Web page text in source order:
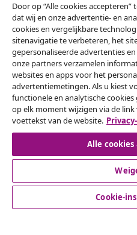
Klantenservice
Zakelijk
vidaXL
Ontdek meer
Door op “Alle cookies
dat wij en onze advertentie- en
cookies en vergelijkbare
sitenavigatie te verbeteren, het
gepersonaliseerde advertenties
onze partners verzamelen
websites en apps voor het
advertentiemetingen. Als u kiest
functionele en analytische
op elk moment wijzigen via de
voettekst van de website.
Alle
Cookie-